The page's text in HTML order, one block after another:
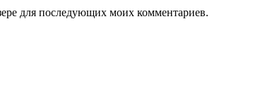
для последующих моих комментариев.